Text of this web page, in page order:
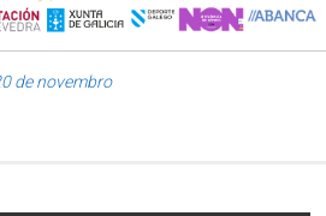
de novembro